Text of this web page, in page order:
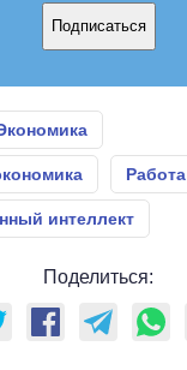
Подписаться
Работа
интеллект
Поделиться: